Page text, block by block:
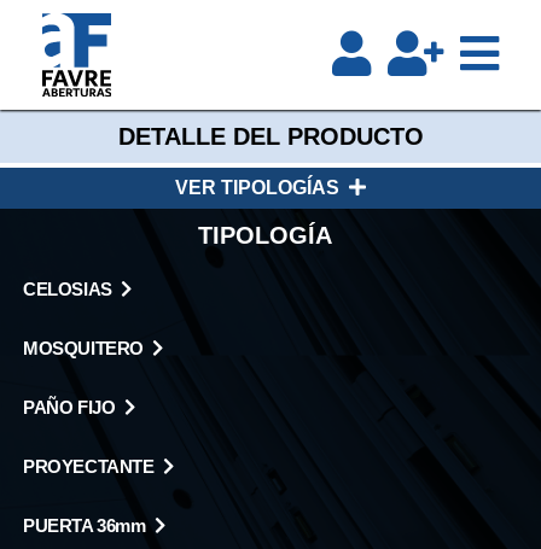
DETALLE DEL PRODUCTO
VER TIPOLOGÍAS
TIPOLOGÍA
CELOSIAS
MOSQUITERO
PAÑO FIJO
PROYECTANTE
PUERTA 36mm